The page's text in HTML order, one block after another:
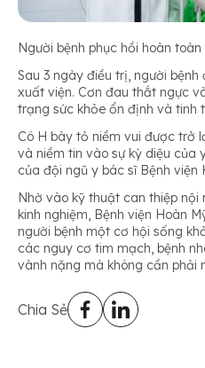
Người bệnh phục hồi hoàn
Sau 3 ngày điều trị, người
xuất viện. Cơn đau thắt ngực
trạng sức khỏe ổn định và tinh
Cô H bày tỏ niềm vui được trở
và niềm tin vào sự kỳ diệu của
của đội ngũ y bác sĩ Bệnh viện
Nhờ vào kỹ thuật can thiệp
kinh nghiệm, Bệnh viện Hoàn
người bệnh một cơ hội sống
các nguy cơ tim mạch, bệnh
vành nặng mà không cần phải
Chia Sẻ